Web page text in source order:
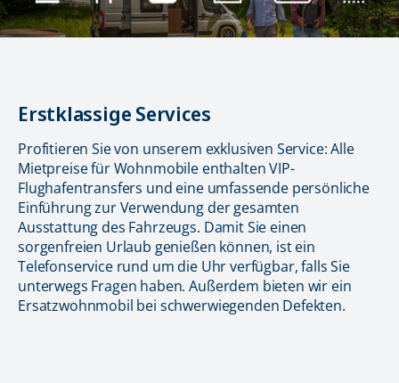
Erstklassige Services
Profitieren Sie von unserem exklusiven Service: Alle
Mietpreise für Wohnmobile enthalten VIP-
Flughafentransfers und eine umfassende persönliche
Einführung zur Verwendung der gesamten
Ausstattung des Fahrzeugs. Damit Sie einen
sorgenfreien Urlaub genießen können, ist ein
Telefonservice rund um die Uhr verfügbar, falls Sie
unterwegs Fragen haben. Außerdem bieten wir ein
Ersatzwohnmobil bei schwerwiegenden Defekten.